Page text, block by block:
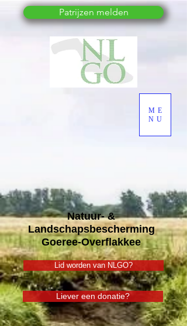
Natuur- &
Landschapsbescherming
Goeree-Overflakkee
ME
NU
Lid worden van NLGO?
Liever een donatie?
Patrijzen melden